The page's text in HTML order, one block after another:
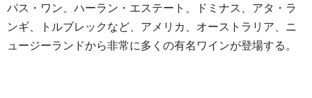
パス・ワン、ハーラン・エステート、ドミナス、アタ・ラ
ンギ、トルブレックなど、アメリカ、オーストラリア、ニ
ュージーランドから非常に多くの有名ワインが登場する。